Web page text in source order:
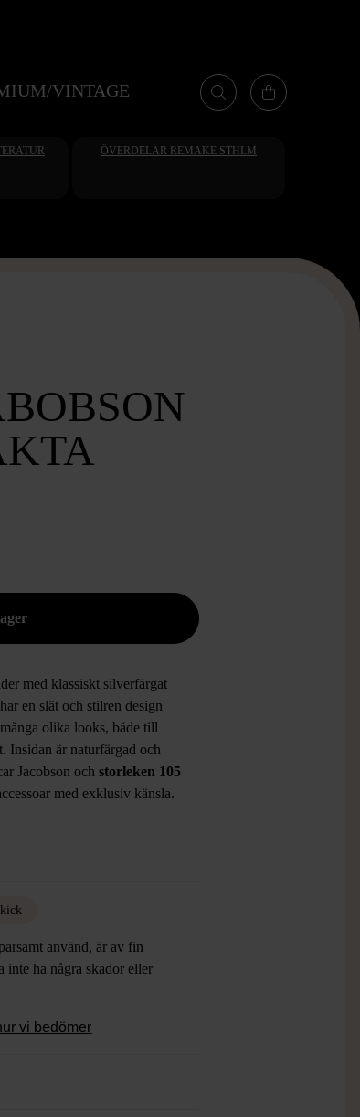
VINTAGE
ÖVERDELAR REMAKE STHLM
med klassiskt silverfärgat
en slät och stilren design
olika looks, både till
Insidan är naturfärgad och
Jacobson och storleken 105
med exklusiv känsla.
använd, är av fin
inte ha några skador eller
vi bedömer